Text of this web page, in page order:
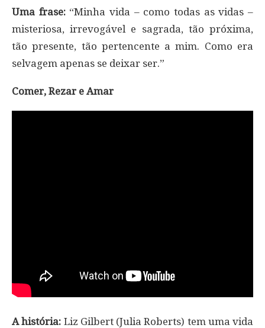
Uma frase:“Minha vida – como todas as vidas –
misteriosa, irrevogável e sagrada, tão próxima,
tão presente, tão pertencente a mim. Como era
selvagem apenas se deixar ser.”
Comer, Rezar e Amar
A história: Liz Gilbert (Julia Roberts) tem uma vida